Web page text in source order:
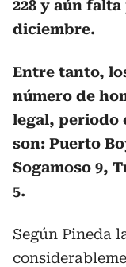
228 y aún
diciembre.
Entre tanto,
número de
legal, periodo
son: Puerto
Sogamoso 9,
5.
Según Pineda